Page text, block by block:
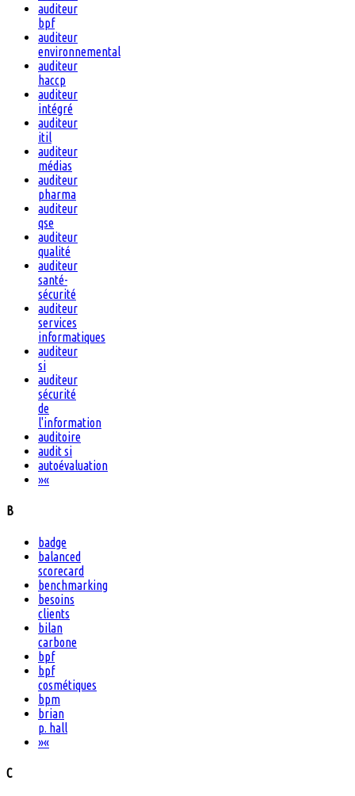
auditeur
bpf
auditeur
environnemental
auditeur
haccp
auditeur
intégré
auditeur
itil
auditeur
médias
auditeur
pharma
auditeur
qse
auditeur
qualité
auditeur
santé-
sécurité
auditeur
services
informatiques
auditeur
si
auditeur
sécurité
de
l'information
auditoire
audit si
autoévaluation
»«
B
badge
balanced
scorecard
benchmarking
besoins
clients
bilan
carbone
bpf
bpf
cosmétiques
bpm
brian
p. hall
»«
C